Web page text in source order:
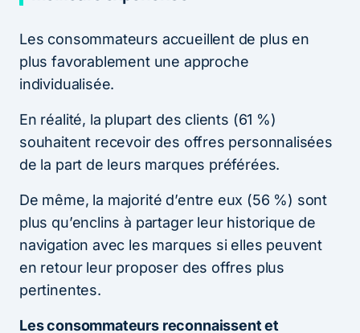
Les consommateurs accueillent de plus en
plus favorablement une approche
individualisée.
En réalité, la plupart des clients (61 %)
souhaitent recevoir des offres personnalisées
de la part de leurs marques préférées.
De même, la majorité d’entre eux (56 %) sont
plus qu’enclins à partager leur historique de
navigation avec les marques si elles peuvent
en retour leur proposer des offres plus
pertinentes.
Les consommateurs reconnaissent et